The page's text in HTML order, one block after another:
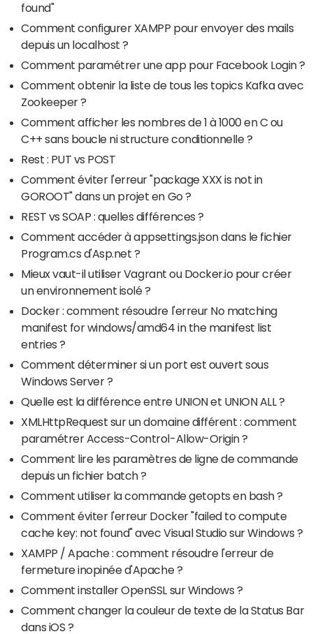
found"
Comment configurer XAMPP pour envoyer des mails
depuis un localhost ?
Comment paramétrer une app pour Facebook Login ?
Comment obtenir la liste de tous les topics Kafka avec
Zookeeper ?
Comment afficher les nombres de 1 à 1000 en C ou
C++ sans boucle ni structure conditionnelle ?
Rest : PUT vs POST
Comment éviter l'erreur "package XXX is not in
GOROOT" dans un projet en Go ?
REST vs SOAP : quelles différences ?
Comment accéder à appsettings.json dans le fichier
Program.cs d'Asp.net ?
Mieux vaut-il utiliser Vagrant ou Docker.io pour créer
un environnement isolé ?
Docker : comment résoudre l'erreur No matching
manifest for windows/amd64 in the manifest list
entries ?
Comment déterminer si un port est ouvert sous
Windows Server ?
Quelle est la différence entre UNION et UNION ALL ?
XMLHttpRequest sur un domaine différent : comment
paramétrer Access-Control-Allow-Origin ?
Comment lire les paramètres de ligne de commande
depuis un fichier batch ?
Comment utiliser la commande getopts en bash ?
Comment éviter l'erreur Docker "failed to compute
cache key: not found" avec Visual Studio sur Windows ?
XAMPP / Apache : comment résoudre l'erreur de
fermeture inopinée d'Apache ?
Comment installer OpenSSL sur Windows ?
Comment changer la couleur de texte de la Status Bar
dans iOS ?